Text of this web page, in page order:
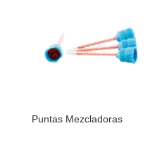
Puntas Mezcladoras